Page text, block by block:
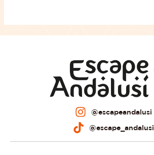
@escapeandalusi
@escape_andalusi